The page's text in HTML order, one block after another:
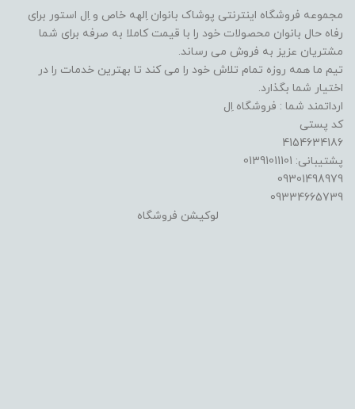
مجموعه فروشگاه اینترنتی پوشاک بانوان اِلهه خاص و اِل استور برای
رفاه حال بانوان محصولات خود را با قیمت کاملا به صرفه برای شما
مشتریان عزیز به فروش می رساند.
تیم ما همه روزه تمام تلاش خود را می کند تا بهترین خدمات را در
اختیار شما بگذارد.
ارداتمند شما : فروشگاه اِل
کد پستی
4154634186
پشتیبانی: 01391011101
09301498979
09334665739
لوکیشن فروشگاه